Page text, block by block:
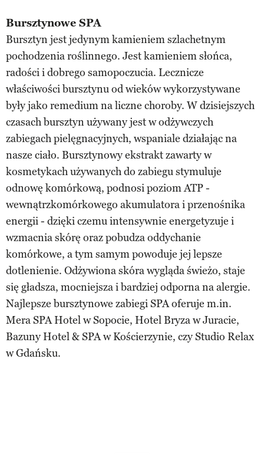
Bursztynowe SPA
Bursztyn jest jedynym kamieniem szlachetnym
pochodzenia roślinnego. Jest kamieniem słońca,
radości i dobrego samopoczucia. Lecznicze
właściwości bursztynu od wieków wykorzystywane
były jako remedium na liczne choroby. W dzisiejszych
czasach bursztyn używany jest w odżywczych
zabiegach pielęgnacyjnych, wspaniale działając na
nasze ciało. Bursztynowy ekstrakt zawarty w
kosmetykach używanych do zabiegu stymuluje
odnowę komórkową, podnosi poziom ATP -
wewnątrzkomórkowego akumulatora i przenośnika
energii - dzięki czemu intensywnie energetyzuje i
wzmacnia skórę oraz pobudza oddychanie
komórkowe, a tym samym powoduje jej lepsze
dotlenienie. Odżywiona skóra wygląda świeżo, staje
się gładsza, mocniejsza i bardziej odporna na alergie.
Najlepsze bursztynowe zabiegi SPA oferuje m.in.
Mera SPA Hotel w Sopocie, Hotel Bryza w Juracie,
Bazuny Hotel & SPA w Kościerzynie, czy Studio Relax
w Gdańsku.